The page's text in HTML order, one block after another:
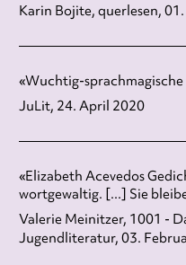
Karin Bojite, querlesen,
«Wuchtig-
JuLit, 24. April 2020
«Elizabeth Acevedos
wortgewaltig. [...] Sie
Valerie Meinitzer, 1001 -
Jugendliteratur, 03.